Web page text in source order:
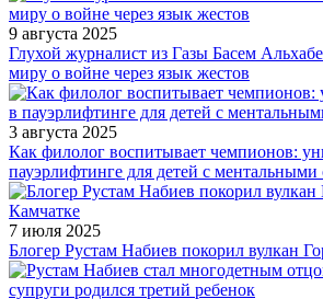
9 августа 2025
Глухой журналист из Газы Басем
миру о войне через язык жестов
3 августа 2025
Как филолог воспитывает чемпионов:
пауэрлифтинге для детей с ментальными
7 июля 2025
Блогер Рустам Набиев покорил вулкан